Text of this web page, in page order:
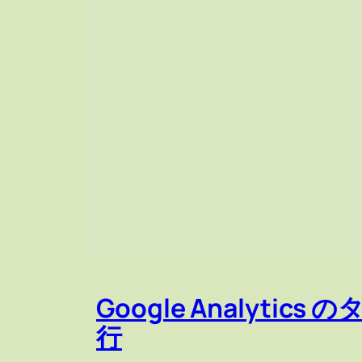
Google Analytics の
行